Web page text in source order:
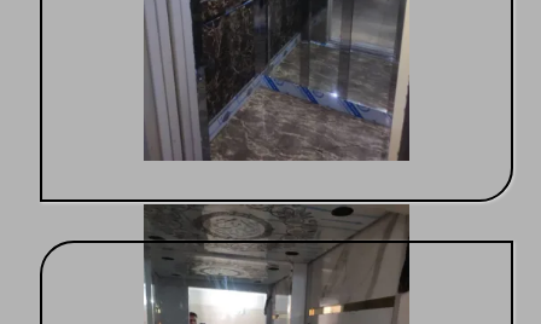
کابین درجه یک با سلیقه مشتری